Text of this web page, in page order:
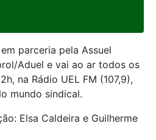
parceria pela Assuel
Aduel e vai ao ar todos os
na Rádio UEL FM (107,9),
mundo sindical.
Elsa Caldeira e Guilherme